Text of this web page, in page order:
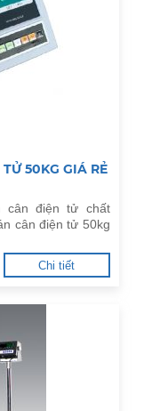
50KG GIÁ RẺ
cân điện tử chất
cân điện tử 50kg
Chi tiết